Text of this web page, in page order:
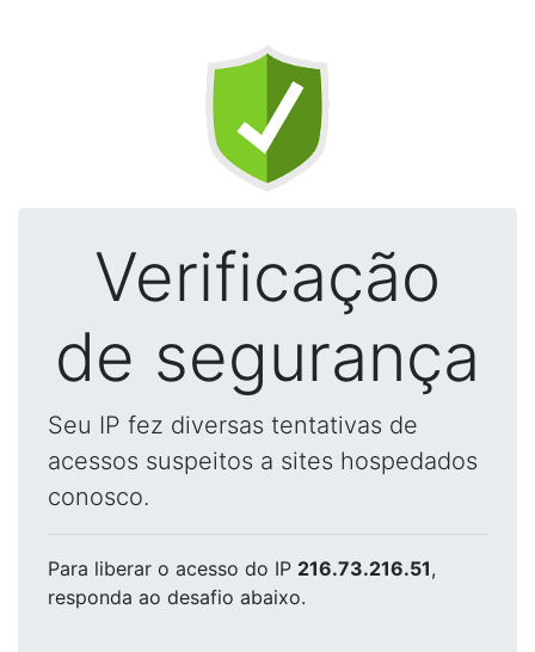
Verificação
de segurança
Seu IP fez diversas tentativas de
acessos suspeitos a sites hospedados
conosco.
Para liberar o acesso do IP 216.73.216.51,
responda ao desafio abaixo.